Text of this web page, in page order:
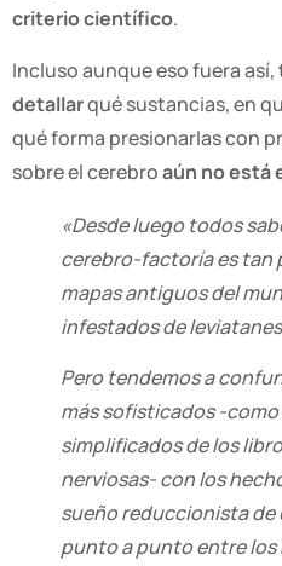
criterio científico.
Incluso aunque eso fuera así,
detallarqué sustancias, en
qué forma presionarlas con
sobre el cerebroaún no está
«Desde luego todos
cerebro-factoría es tan
mapas antiguos del
infestados de
Pero tendemos a
más sofisticados -
simplificados de los
nerviosas- con los
sueño reduccionista
punto a punto entre los